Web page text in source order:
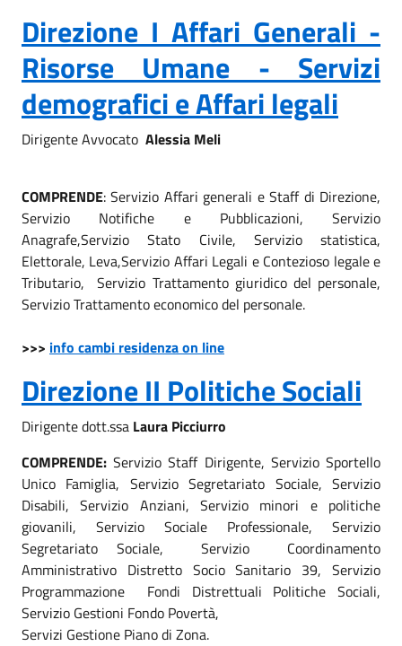
Direzione I Affari Generali -
Risorse Umane - Servizi
demografici e Affari legali
Dirigente Avvocato Alessia Meli
COMPRENDE: Servizio Affari generali e Staff di Direzione,
Servizio Notifiche e Pubblicazioni, Servizio
Anagrafe,Servizio Stato Civile, Servizio statistica,
Elettorale, Leva,Servizio Affari Legali e Contezioso legale e
Tributario, Servizio Trattamento giuridico del personale,
Servizio Trattamento economico del personale.
>>> info cambi residenza on line
Direzione II Politiche Sociali
Dirigente dott.ssa Laura Picciurro
COMPRENDE:Servizio Staff Dirigente, Servizio Sportello
Unico Famiglia, Servizio Segretariato Sociale, Servizio
Disabili, Servizio Anziani, Servizio minori e politiche
giovanili, Servizio Sociale Professionale, Servizio
Segretariato Sociale, Servizio Coordinamento
Amministrativo Distretto Socio Sanitario 39, Servizio
Programmazione Fondi Distrettuali Politiche Sociali,
Servizio Gestioni Fondo Povertà,
Servizi Gestione Piano di Zona.